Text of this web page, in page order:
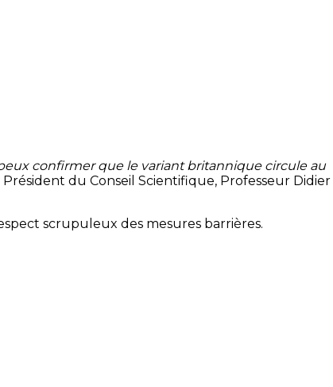
confirmer que le variant britannique circule au
Président du Conseil Scientifique, Professeur Didier
scrupuleux des mesures barrières.